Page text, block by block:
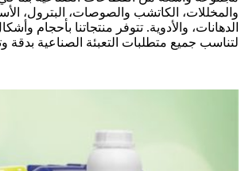
والمخللات، الكاتشب والصوصات، البترول،
الدهانات، والأدوية. تتوفر منتجاتنا بأحجام
لتناسب جميع متطلبات التعبئة الصناعية بدقة